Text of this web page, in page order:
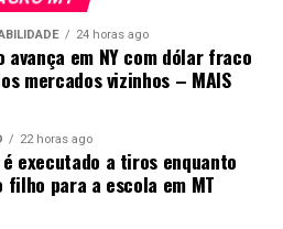
daqui é muito gratificante e a
do que a advocacia”
24 horas ago
avança em NY com dólar fraco
mercados vizinhos – MAIS
22 horas ago
é executado a tiros enquanto
filho para a escola em MT